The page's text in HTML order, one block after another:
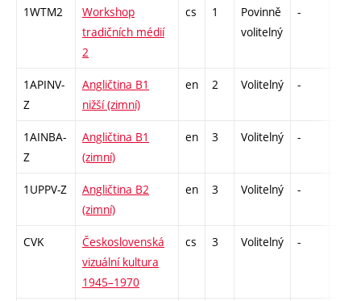
1WTM2
Workshop
tradičních médií
2
cs 1
Povinně
volitelný
-
1APINV-
Z
Angličtina B1
nižší (zimní)
en 2 Volitelný -
1AINBA-
Z
Angličtina B1
(zimní)
en 3 Volitelný -
1UPPV-Z
Angličtina B2
(zimní)
en 3 Volitelný -
CVK
Československá
vizuální kultura
1945–1970
cs 3 Volitelný -